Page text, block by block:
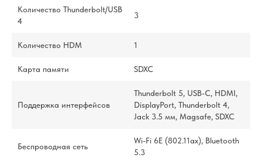
Количество Thunderbolt/USB
4
3
Количество HDM 1
Карта памяти SDXC
Поддержка интерфейсов
Thunderbolt 5, USB-C, HDMI,
DisplayPort, Thunderbolt 4,
Jack 3.5 мм, Magsafe, SDXC
Беспроводная сеть
Wi-Fi 6E (802.11ax), Bluetooth
5.3